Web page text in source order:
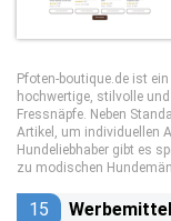
Pfoten-boutique.de ist
hochwertige, stilvolle
Fressnäpfe. Neben
Artikel, um individuellen
Hundeliebhaber gibt es
zu modischen
15 Werbemittel